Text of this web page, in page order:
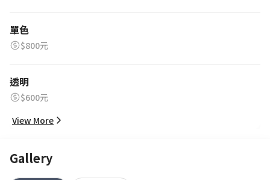
單色
$800元
透明
$600元
View More
Gallery